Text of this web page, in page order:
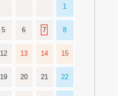
1
5 6 7 8
12 13 14 15
19 20 21 22